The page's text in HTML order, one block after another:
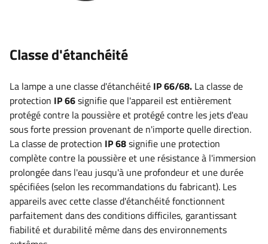
Classe d'étanchéité
La lampe a une classe d'étanchéité IP 66/68. La classe de
protection IP 66signifie que l'appareil est entièrement
protégé contre la poussière et protégé contre les jets d'eau
sous forte pression provenant de n'importe quelle direction.
La classe de protection IP 68signifie une protection
complète contre la poussière et une résistance à l'immersion
prolongée dans l'eau jusqu'à une profondeur et une durée
spécifiées (selon les recommandations du fabricant). Les
appareils avec cette classe d'étanchéité fonctionnent
parfaitement dans des conditions difficiles, garantissant
fiabilité et durabilité même dans des environnements